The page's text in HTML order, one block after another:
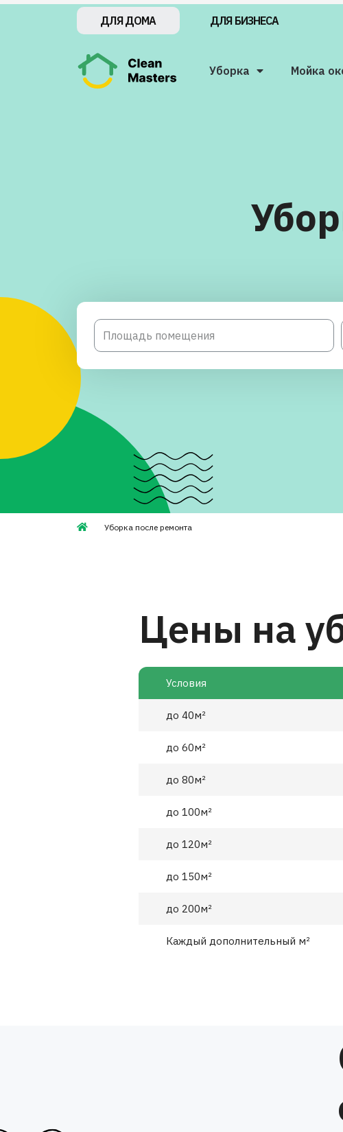
ДЛЯ ДОМА ДЛЯ БИЗНЕСА
Уборка Мойка
Уборка после ремонта
Цены на
Условия
до 40м²
до 60м²
до 80м²
до 100м²
до 120м²
до 150м²
до 200м²
Каждый дополнительный м²